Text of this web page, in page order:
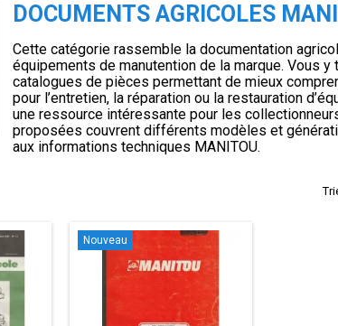
DOCUMENTS AGRICOLES
Cette catégorie rassemble la documentation
équipements de manutention de la marque. Vous
catalogues de pièces permettant de mieux
pour l’entretien, la réparation ou la restauration
une ressource intéressante pour les
proposées couvrent différents modèles et
aux informations techniques MANITOU.
Nouveau